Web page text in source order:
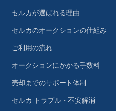
セルカが選ばれる理由
セルカのオークションの仕組み
ご利用の流れ
オークションにかかる手数料
売却までのサポート体制
セルカ トラブル・不安解消